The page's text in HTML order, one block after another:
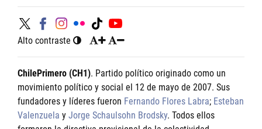
Alto contraste
ChilePrimero (CH1). Partido político originado como un
movimiento político y social el 12 de mayo de 2007. Sus
fundadores y líderes fueron Fernando Flores Labra; Esteban
Valenzuela y Jorge Schaulsohn Brodsky. Todos ellos